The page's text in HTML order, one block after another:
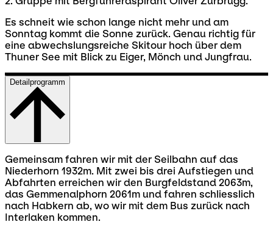
Es schneit wie schon lange nicht mehr und am
Sonntag kommt die Sonne zurück. Genau richtig für
eine abwechslungsreiche Skitour hoch über dem
Thuner See mit Blick zu Eiger, Mönch und Jungfrau.
Detailprogramm
Gemeinsam fahren wir mit der Seilbahn auf das
Niederhorn 1932m. Mit zwei bis drei Aufstiegen und
Abfahrten erreichen wir den Burgfeldstand 2063m,
das Gemmenalphorn 2061m und fahren schliesslich
nach Habkern ab, wo wir mit dem Bus zurück nach
Interlaken kommen.